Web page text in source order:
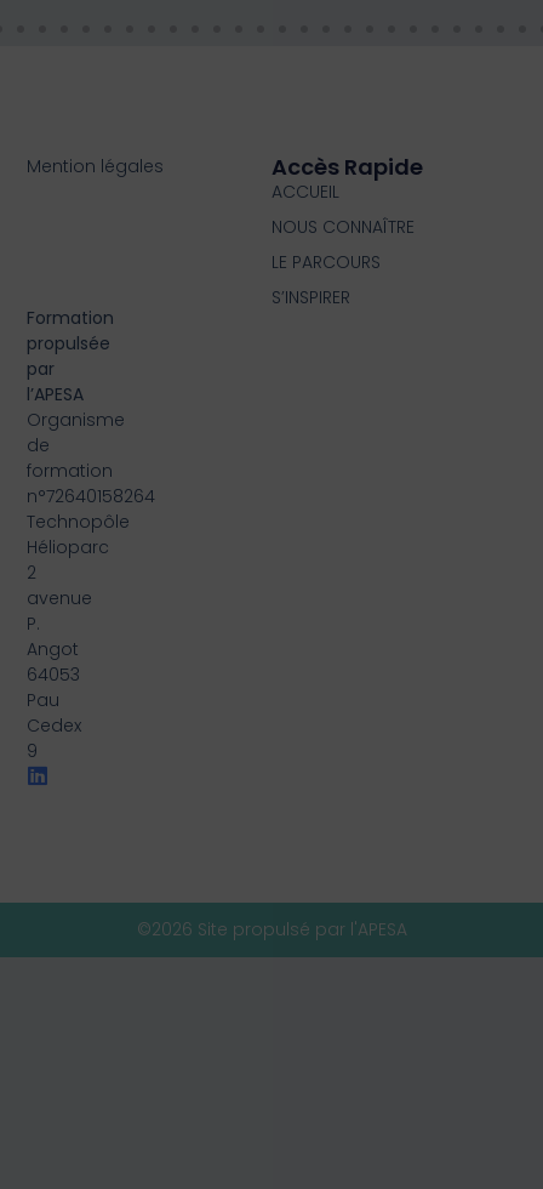
Formation
propulsée
par
l’APESA
Organisme
de
formation
n°72640158264
Technopôle
Hélioparc
2
avenue
P.
Angot
64053
Pau
Cedex
9
Accès Rapide
ACCUEIL
NOUS CONNAÎTRE
LE PARCOURS
S’INSPIRER
Mention légales
©2026 Site propulsé par l'APESA